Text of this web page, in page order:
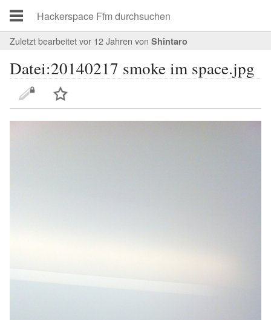
Zuletzt bearbeitet vor 12 Jahren von Shintaro
Datei:20140217 smoke im space.jpg